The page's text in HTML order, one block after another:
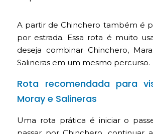
A partir de Chinchero também é
por estrada. Essa rota é muito
deseja combinar Chinchero,
Salineras em um mesmo percurso.
Rota recomendada para
Moray e Salineras
Uma rota prática é iniciar o